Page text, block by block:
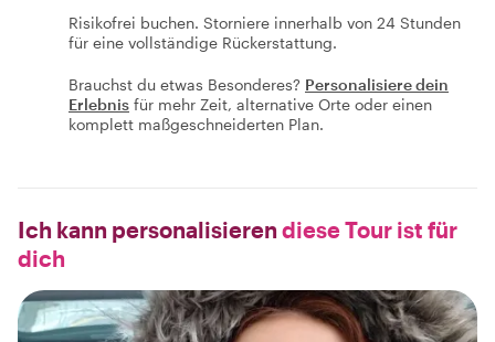
Risikofrei buchen. Storniere innerhalb von 24 Stunden
für eine vollständige Rückerstattung.
Brauchst du etwas Besonderes? Personalisiere dein
Erlebnis für mehr Zeit, alternative Orte oder einen
komplett maßgeschneiderten Plan.
Ich kann personalisieren diese Tour ist für
dich